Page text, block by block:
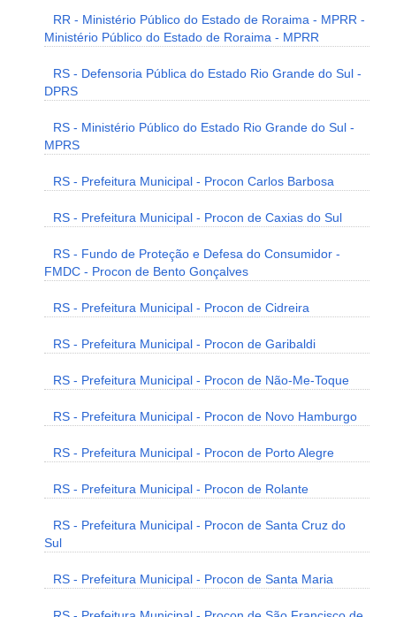
RR - Ministério Público do Estado de Roraima - MPRR -
Ministério Público do Estado de Roraima - MPRR
RS - Defensoria Pública do Estado Rio Grande do Sul -
DPRS
RS - Ministério Público do Estado Rio Grande do Sul -
MPRS
RS - Prefeitura Municipal - Procon Carlos Barbosa
RS - Prefeitura Municipal - Procon de Caxias do Sul
RS - Fundo de Proteção e Defesa do Consumidor -
FMDC - Procon de Bento Gonçalves
RS - Prefeitura Municipal - Procon de Cidreira
RS - Prefeitura Municipal - Procon de Garibaldi
RS - Prefeitura Municipal - Procon de Não-Me-Toque
RS - Prefeitura Municipal - Procon de Novo Hamburgo
RS - Prefeitura Municipal - Procon de Porto Alegre
RS - Prefeitura Municipal - Procon de Rolante
RS - Prefeitura Municipal - Procon de Santa Cruz do
Sul
RS - Prefeitura Municipal - Procon de Santa Maria